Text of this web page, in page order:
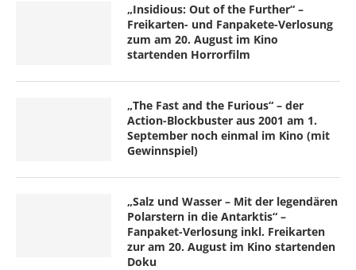
„Insidious: Out of the Further“ –
Freikarten- und Fanpakete-Verlosung
zum am 20. August im Kino
startenden Horrorfilm
„The Fast and the Furious“ – der
Action-Blockbuster aus 2001 am 1.
September noch einmal im Kino (mit
Gewinnspiel)
„Salz und Wasser – Mit der legendären
Polarstern in die Antarktis“ –
Fanpaket-Verlosung inkl. Freikarten
zur am 20. August im Kino startenden
Doku